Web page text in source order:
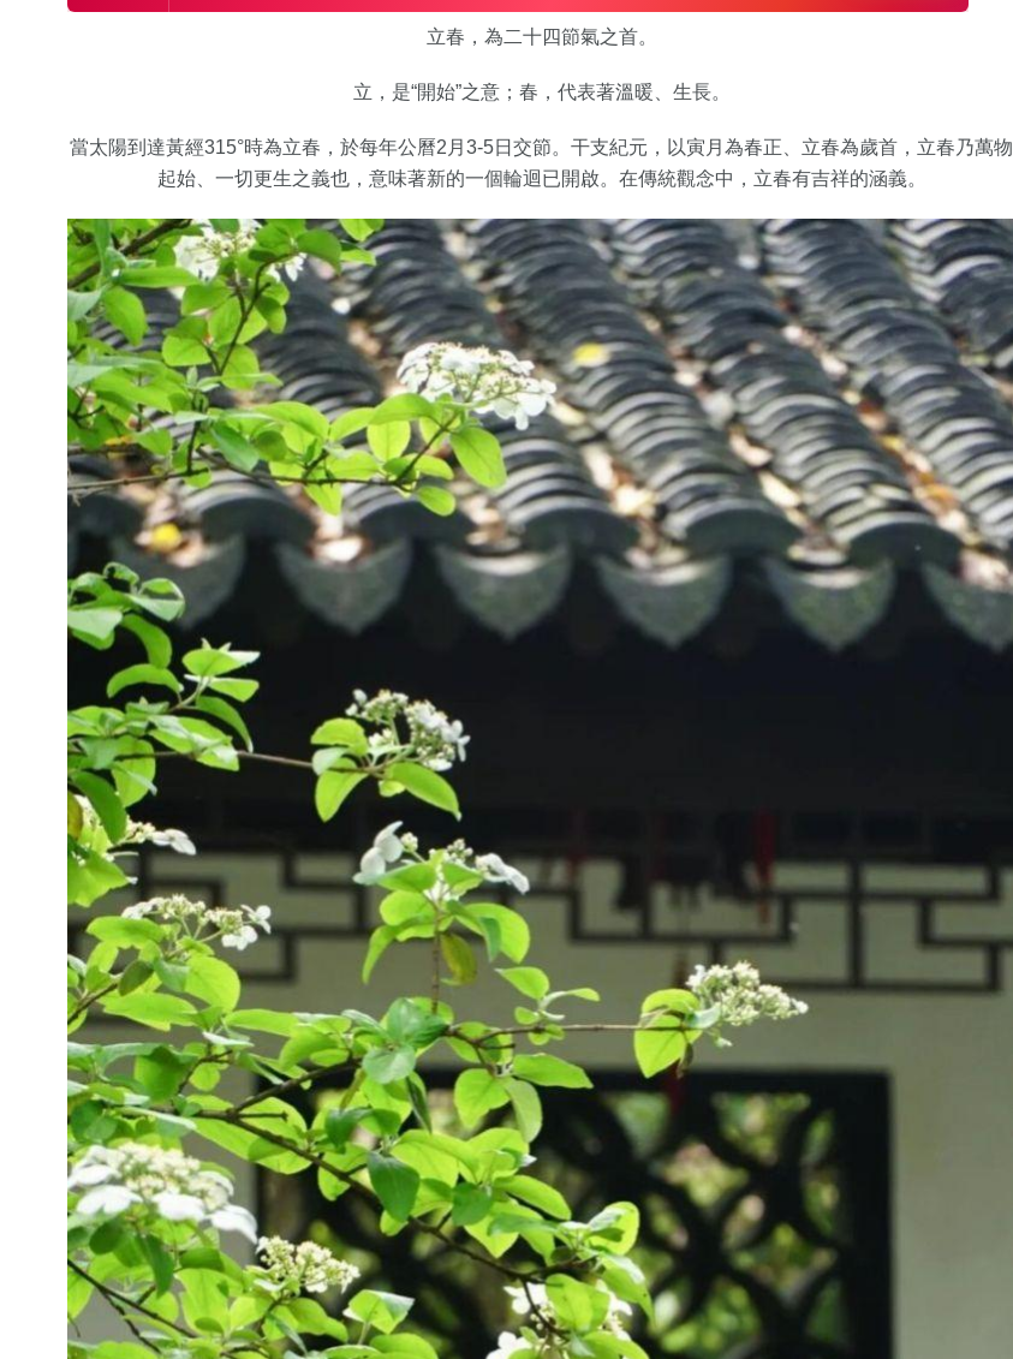
立春，為二十四節氣之首。
立，是“開始”之意；春，代表著溫暖、生長。
當太陽到達黃經315°時為立春，於每年公曆2月3-5日交節。干支紀元，以寅月為春正、立春為歲首，立春乃萬物
起始、一切更生之義也，意味著新的一個輪迴已開啟。在傳統觀念中，立春有吉祥的涵義。